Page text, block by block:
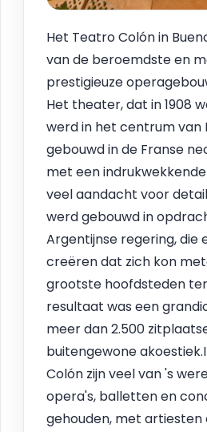
Het Teatro Colón in
van de beroemdste en
prestigieuze
Het theater, dat in 1908
werd in het centrum van
gebouwd in de Franse
met een
veel aandacht voor
werd gebouwd in
Argentijnse regering, die
creëren dat zich kon
grootste hoofdsteden
resultaat was een
meer dan 2.500
buitengewone
Colón zijn veel van 's
opera's, balletten en
gehouden, met artiesten